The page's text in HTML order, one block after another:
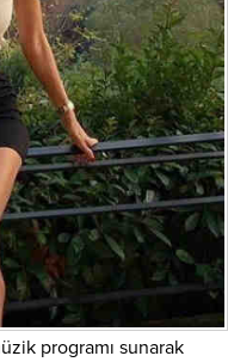
programı sunarak